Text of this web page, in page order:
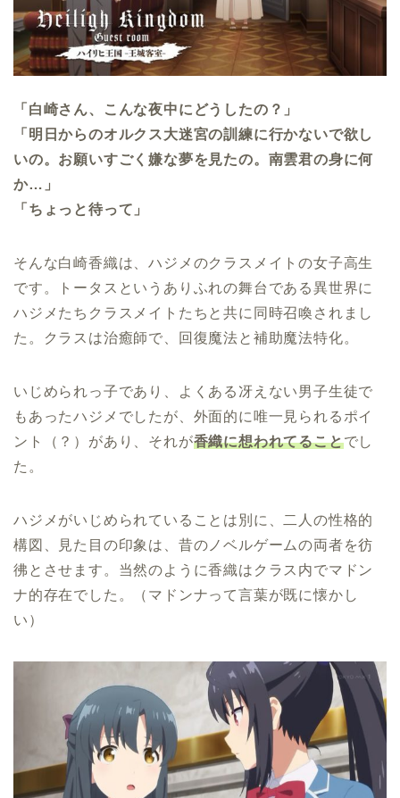
「白崎さん、こんな夜中にどうしたの？」
「明日からのオルクス大迷宮の訓練に行かないで欲し
いの。お願いすごく嫌な夢を見たの。南雲君の身に何
か…」
「ちょっと待って」
そんな白崎香織は、ハジメのクラスメイトの女子高生
です。トータスというありふれの舞台である異世界に
ハジメたちクラスメイトたちと共に同時召喚されまし
た。クラスは治癒師で、回復魔法と補助魔法特化。
いじめられっ子であり、よくある冴えない男子生徒で
もあったハジメでしたが、外面的に唯一見られるポイ
ント（？）があり、それが香織に想われてることでし
た。
ハジメがいじめられていることは別に、二人の性格的
構図、見た目の印象は、昔のノベルゲームの両者を彷
彿とさせます。当然のように香織はクラス内でマドン
ナ的存在でした。（マドンナって言葉が既に懐かし
い）